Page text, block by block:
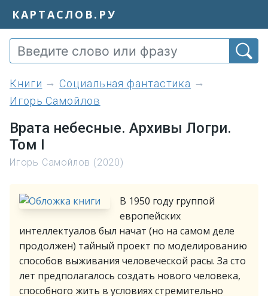
КАРТАСЛОВ.РУ
книги
Социальная фантастика
Игорь Самойлов
Врата небесные. Архивы Логри.
Том I
Игорь Самойлов (2020)
В 1950 году группой
европейских
интеллектуалов был начат (но на самом деле
продолжен) тайный проект по моделированию
способов выживания человеческой расы. За сто
лет предполагалось создать нового человека,
способного жить в условиях стремительно